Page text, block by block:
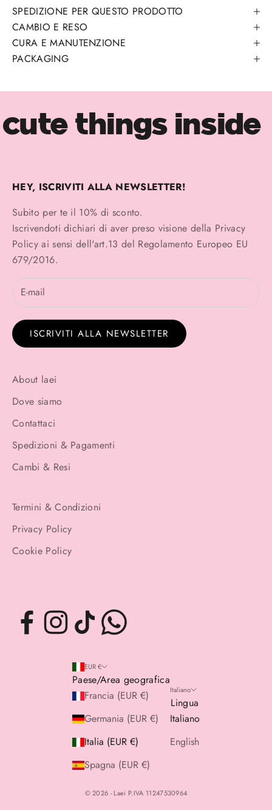
SPEDIZIONE PER QUESTO PRODOTTO
CAMBIO E RESO
CURA E MANUTENZIONE
PACKAGING
cute things inside
HEY, ISCRIVITI ALLA NEWSLETTER!
Subito per te il 10% di sconto.
Iscrivendoti dichiari di aver preso visione della Privacy
Policyai sensi dell'art.13 del Regolamento Europeo EU
679/2016.
ISCRIVITI ALLA NEWSLETTER
About laei
Dove siamo
Contattaci
Spedizioni & Pagamenti
Cambi & Resi
Termini & Condizioni
Privacy Policy
Cookie Policy
EUR €
Paese/Area geografica
Francia (EUR €)
Germania (EUR €)
Italia (EUR €)
Spagna (EUR €)
Italiano
Lingua
Italiano
English
© 2026 - Laei P.IVA 11247530964